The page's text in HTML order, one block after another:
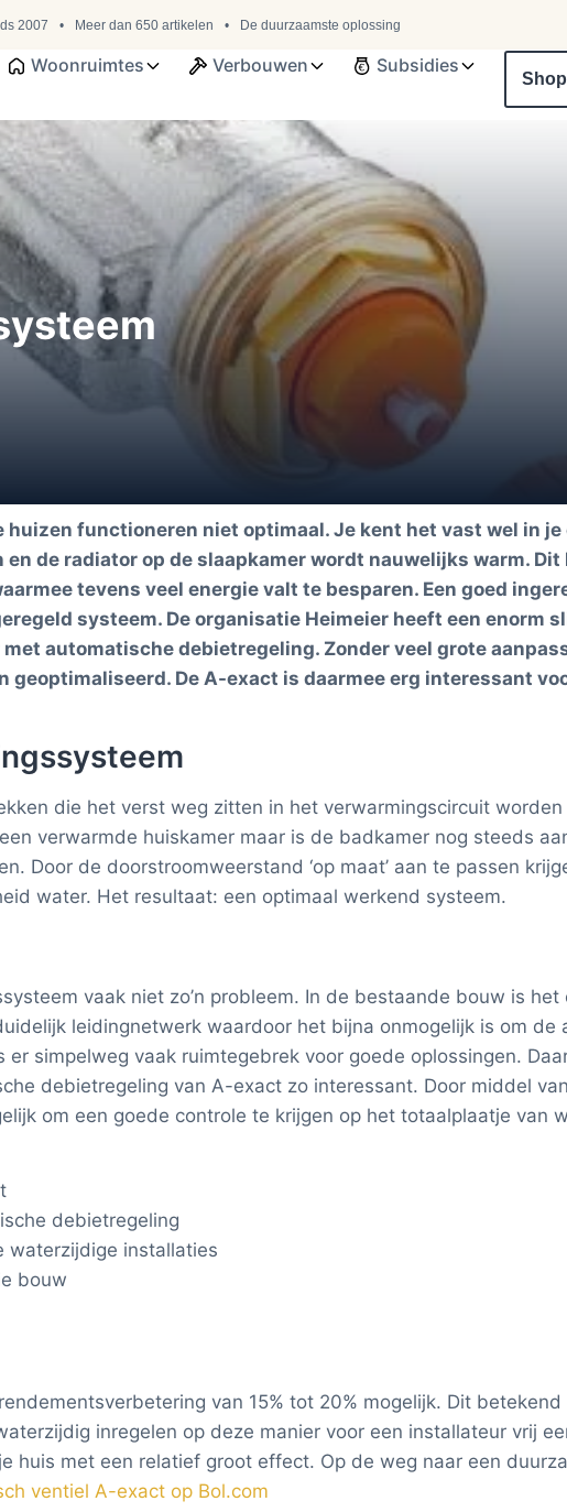
2007 Meer dan 650 artikelen De duurzaamste oplossing
Woonruimtes Verbouwen Subsidies
Shop
functioneren niet optimaal. Je kent het vast wel in
de radiator op de slaapkamer wordt nauwelijks warm. Dit
tevens veel energie valt te besparen. Een goed
systeem. De organisatie Heimeier heeft een enorm
automatische debietregeling. Zonder veel grote
De A-exact is daarmee erg interessant
die het verst weg zitten in het verwarmingscircuit
verwarmde huiskamer maar is de badkamer nog steeds
Door de doorstroomweerstand ‘op maat’ aan te passen
water. Het resultaat: een optimaal werkend systeem.
vaak niet zo’n probleem. In de bestaande bouw is het
leidingnetwerk waardoor het bijna onmogelijk is om de
simpelweg vaak ruimtegebrek voor goede oplossingen.
debietregeling van A-exact zo interessant. Door middel
om een goede controle te krijgen op het totaalplaatje van
debietregeling
waterzijdige installaties
bouw
van 15% tot 20% mogelijk. Dit
inregelen op deze manier voor een installateur vrij
huis met een relatief groot effect. Op de weg naar een
ventiel A-exact op Bol.com